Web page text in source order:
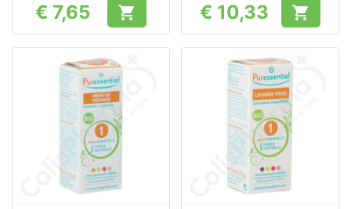
Prijs
€ 7,65  Prijs
€ 10,33 